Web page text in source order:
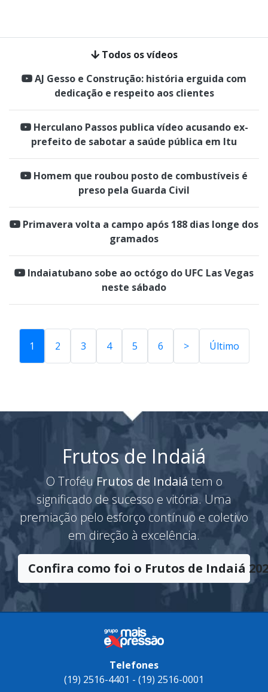
Todos os vídeos
AJ Gesso e Construção: história erguida com
dedicação e respeito aos clientes
Herculano Passos publica vídeo acusando ex-
prefeito de sabotar a saúde pública em Itu
Homem que roubou posto de combustíveis é
preso pela Guarda Civil
Primavera volta a campo após 188 dias longe dos
gramados
Indaiatubano sobe ao octógo do UFC Las Vegas
neste sábado
1 2 3 4 5 6 > Último
Frutos de Indaiá
O TroféuFrutos de Indaiá tem o
significado de sucesso e vitória. Uma
premiação pelo esforço contínuo e coletivo
em direção à excelência.
Confira como foi o Frutos de Indaiá
Telefones
(19) 2516-4401 - (19) 2516-0001